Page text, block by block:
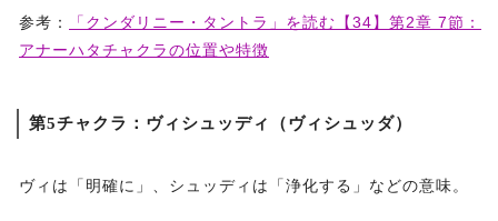
参考：
「クンダリニー・タントラ」を読む【34】第2章 7節：
アナーハタチャクラの位置や特徴
第5チャクラ：ヴィシュッディ（ヴィシュッダ）
ヴィは「明確に」、シュッディは「浄化する」などの意味。